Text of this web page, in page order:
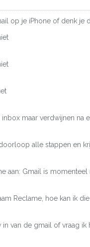
op je iPhone of denk
maar verdwijnen na
alle stappen en
aan: Gmail is
Reclame, hoe kan ik
van de gmail of vraag ik